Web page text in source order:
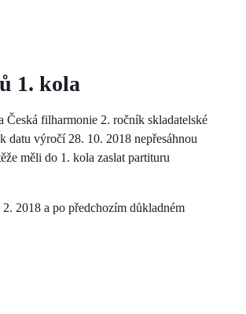
1. kola
Česká filharmonie 2. ročník skladatelské
datu výročí 28. 10. 2018 nepřesáhnou
měli do 1. kola zaslat partituru
2018 a po předchozím důkladném